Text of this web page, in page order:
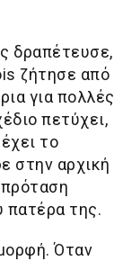
δραπέτευσε,
ζήτησε από
για πολλές
πετύχει,
το
στην αρχική
πατέρα της.
Όταν